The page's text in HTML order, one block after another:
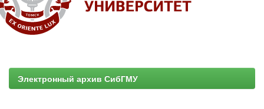
Электронный архив СибГМУ